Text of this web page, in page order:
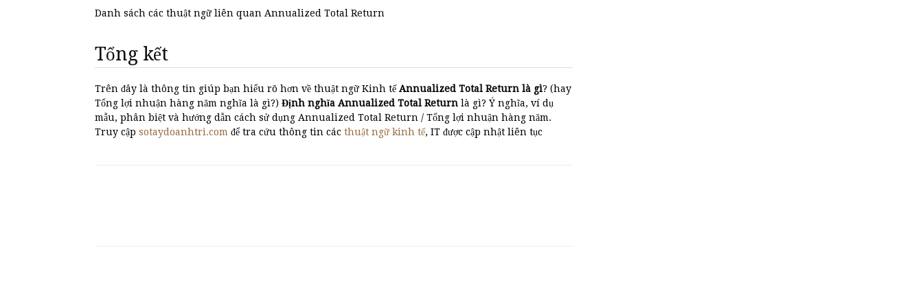
Danh sách các thuật ngữ liên quan Annualized Total Return
Tổng kết
Trên đây là thông tin giúp bạn hiểu rõ hơn về thuật ngữ Kinh tếAnnualized Total Return là gì? (hay
Tổng lợi nhuận hàng năm nghĩa là gì?) Định nghĩa Annualized Total Return là gì? Ý nghĩa, ví dụ
mẫu, phân biệt và hướng dẫn cách sử dụng Annualized Total Return / Tổng lợi nhuận hàng năm.
Truy cập sotaydoanhtri.com để tra cứu thông tin các thuật ngữ kinh tế, IT được cập nhật liên tục